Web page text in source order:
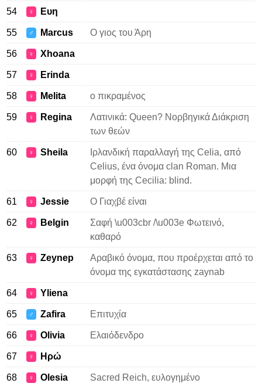
54 ♀ Ευη
55 ♂ Marcus Ο γιος του Άρη
56 ♀ Xhoana
57 ♀ Erinda
58 ♀ Melita ο πικραμένος
59 ♀ Regina
Λατινικά: Queen? Νορβηγικά Διάκριση
των θεών
60 ♀ Sheila
Ιρλανδική παραλλαγή της Celia, από
Celius, ένα όνομα clan Roman. Μια
μορφή της Cecilia: blind.
61 ♀ Jessie Ο Γιαχβέ είναι
62 ♀ Belgin
Σαφή \u003cbr /\u003e Φωτεινό,
καθαρό
63 ♀ Zeynep
Αραβικό όνομα, που προέρχεται από το
όνομα της εγκατάστασης zaynab
64 ♀ Yliena
65 ♂ Zafira Επιτυχία
66 ♀ Olivia Ελαιόδενδρο
67 ♀ Ηρώ
68 ♀ Olesia Sacred Reich, ευλογημένο